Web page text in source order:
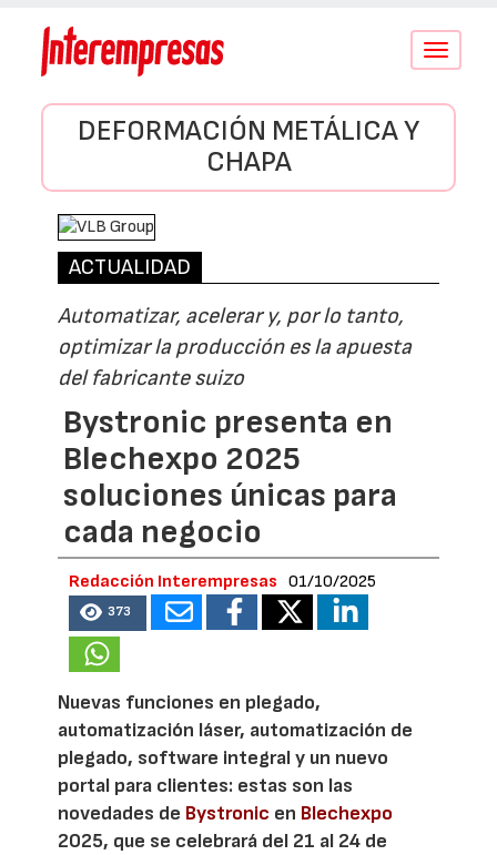
Conmutar
DEFORMACIÓN METÁLICA Y
CHAPA
ACTUALIDAD
Automatizar, acelerar y, por lo tanto,
optimizar la producción es la apuesta
del fabricante suizo
Bystronic presenta en
Blechexpo 2025
soluciones únicas para
cada negocio
Redacción Interempresas 01/10/2025
373
Nuevas funciones en plegado,
automatización láser, automatización de
plegado, software integral y un nuevo
portal para clientes: estas son las
novedades de Bystronic en Blechexpo
2025, que se celebrará del 21 al 24 de